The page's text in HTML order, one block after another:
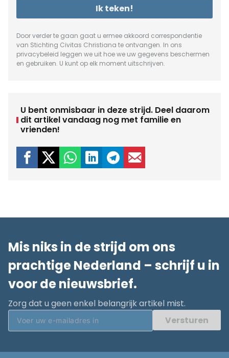
Ik teken!
Door verder te gaan gaat u ermee akkoord correspondentie
van Stichting Civitas Christiana te ontvangen. In ons
privacybeleid leggen we uit hoe we uw gegevens beschermen
en gebruiken. U kunt op elk moment uitschrijven.
U bent onmisbaar in deze strijd. Deel daarom
dit artikel vandaag nog met familie en
vrienden!
Mis niks in de strijd om ons
prachtige Nederland – schrijf u in
voor de nieuwsbrief.
Zorg dat u geen enkel belangrijk artikel mist.
Versturen